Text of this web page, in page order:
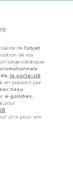
de l’objet
de vos
large catalogue
le porte-clé
, en passant par
sac tissu
e-goodies ,
pour
prix pour vos